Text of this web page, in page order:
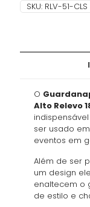
SKU: RLV-51-CLS
O
Alto Relevo
ser usado
eventos em
Além de ser
um design
enaltecem o
de estilo e